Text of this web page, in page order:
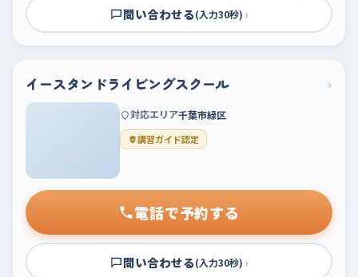
問い合わせる(入力30秒) ›
イースタンドライビングスクール ›
対応エリア千葉市緑区
講習ガイド認定
電話で予約する
問い合わせる(入力30秒) ›